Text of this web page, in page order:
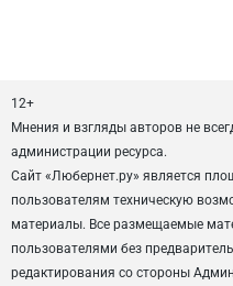
12+
Мнения и взгляды авторов не
администрации ресурса.
Сайт «Любернет.ру» является
пользователям техническую
материалы. Все размещаемые
пользователями без
редактирования со стороны